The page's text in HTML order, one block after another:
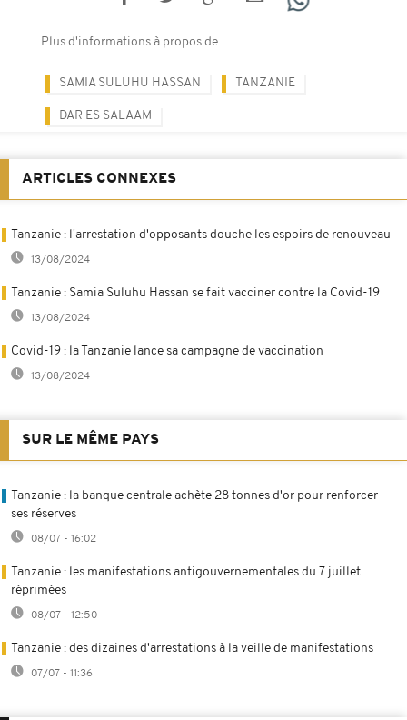
Plus d'informations à propos de
SAMIA SULUHU HASSAN TANZANIE
DAR ES SALAAM
ARTICLES CONNEXES
Tanzanie : l'arrestation d'opposants douche les espoirs de renouveau
13/08/2024
Tanzanie : Samia Suluhu Hassan se fait vacciner contre la Covid-19
13/08/2024
Covid-19 : la Tanzanie lance sa campagne de vaccination
13/08/2024
SUR LE MÊME PAYS
Tanzanie : la banque centrale achète 28 tonnes d'or pour renforcer
ses réserves
08/07 - 16:02
Tanzanie : les manifestations antigouvernementales du 7 juillet
réprimées
08/07 - 12:50
Tanzanie : des dizaines d'arrestations à la veille de manifestations
07/07 - 11:36